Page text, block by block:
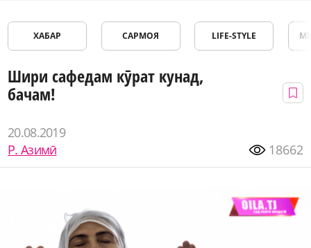
ХАБАР САРМОЯ LIFE-STYLE
Шири сафедам кӯрат кунад,
бачам!
20.08.2019
Р. Азимӣ
18662